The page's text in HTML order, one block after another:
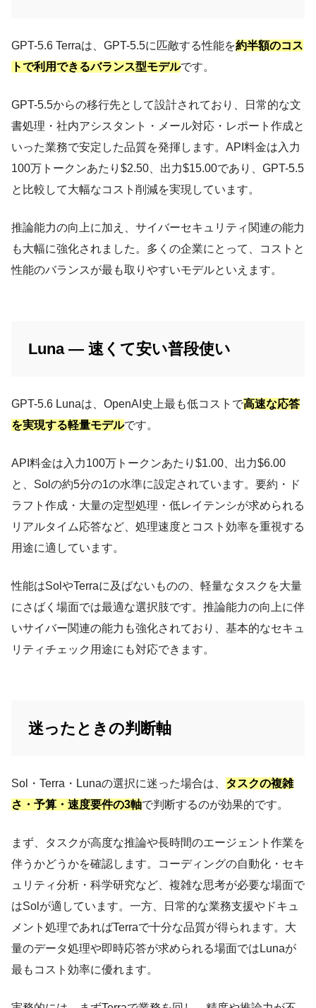
GPT-5.6 Terraは、GPT-5.5に匹敵する性能を約半額のコス
トで利用できるバランス型モデルです。
GPT-5.5からの移行先として設計されており、日常的な文
書処理・社内アシスタント・メール対応・レポート作成と
いった業務で安定した品質を発揮します。API料金は入力
100万トークンあたり$2.50、出力$15.00であり、GPT-5.5
と比較して大幅なコスト削減を実現しています。
推論能力の向上に加え、サイバーセキュリティ関連の能力
も大幅に強化されました。多くの企業にとって、コストと
性能のバランスが最も取りやすいモデルといえます。
Luna — 速くて安い普段使い
GPT-5.6 Lunaは、OpenAI史上最も低コストで高速な応答
を実現する軽量モデルです。
API料金は入力100万トークンあたり$1.00、出力$6.00
と、Solの約5分の1の水準に設定されています。要約・ド
ラフト作成・大量の定型処理・低レイテンシが求められる
リアルタイム応答など、処理速度とコスト効率を重視する
用途に適しています。
性能はSolやTerraに及ばないものの、軽量なタスクを大量
にさばく場面では最適な選択肢です。推論能力の向上に伴
いサイバー関連の能力も強化されており、基本的なセキュ
リティチェック用途にも対応できます。
迷ったときの判断軸
Sol・Terra・Lunaの選択に迷った場合は、 タスクの複雑
さ・予算・速度要件の3軸で判断するのが効果的です。
まず、タスクが高度な推論や長時間のエージェント作業を
伴うかどうかを確認します。コーディングの自動化・セキ
ュリティ分析・科学研究など、複雑な思考が必要な場面で
はSolが適しています。一方、日常的な業務支援やドキュ
メント処理であればTerraで十分な品質が得られます。大
量のデータ処理や即時応答が求められる場面ではLunaが
最もコスト効率に優れます。